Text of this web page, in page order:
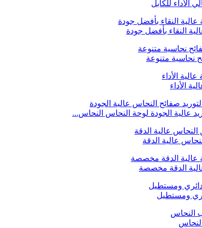
للكابل
النقاء بأفضل جودة
نحاسية متنوعة
الأداء
عالية الجودة لوحة النحاس النحاس...
عالية الدقة
الدقة مخصصة
ومستطيل